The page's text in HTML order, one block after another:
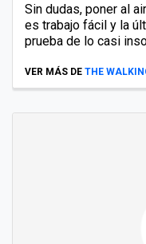
Sin dudas, poner al
es trabajo fácil y la
prueba de lo casi
VER MÁS DE THE